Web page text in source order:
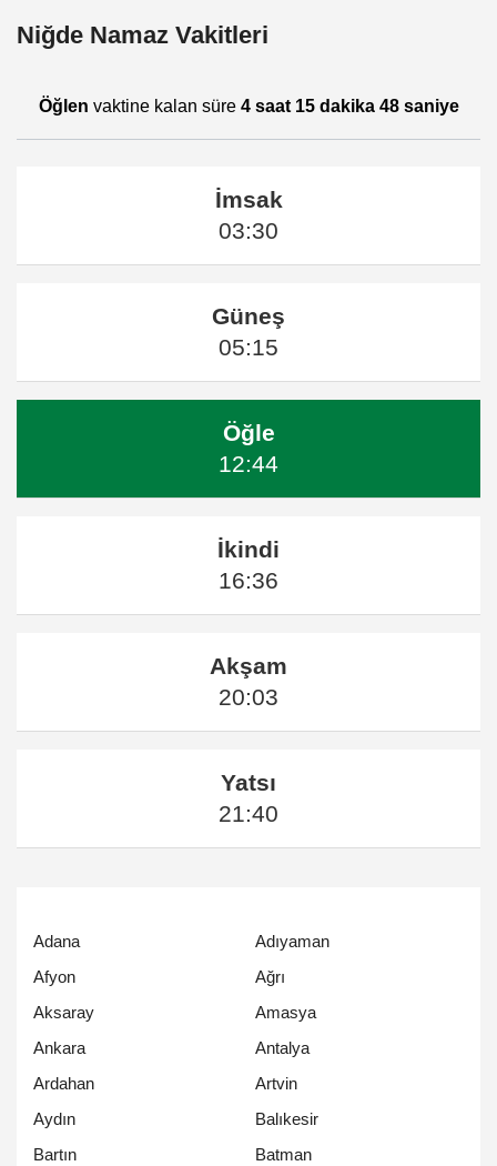
Niğde Namaz Vakitleri
Öğlen vaktine kalan süre 4 saat 15 dakika 48 saniye
İmsak
03:30
Güneş
05:15
Öğle
12:44
İkindi
16:36
Akşam
20:03
Yatsı
21:40
Adana
Adıyaman
Afyon
Ağrı
Aksaray
Amasya
Ankara
Antalya
Ardahan
Artvin
Aydın
Balıkesir
Bartın
Batman